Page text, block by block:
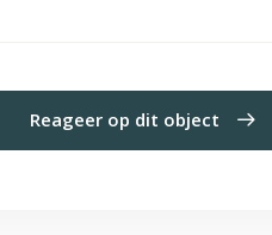
Reageer op dit object